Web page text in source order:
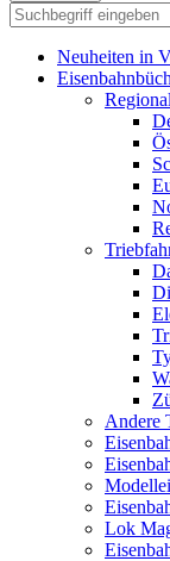
Neuheiten in
Andere
Lok